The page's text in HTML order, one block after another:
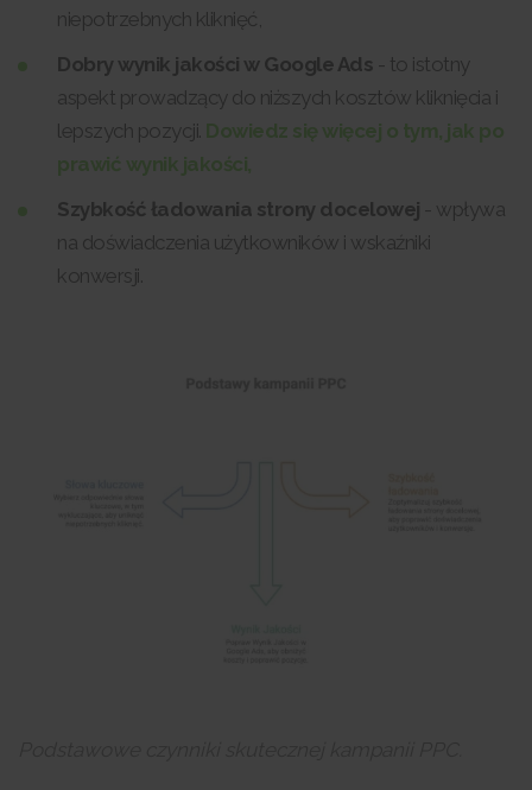
niepotrzebnych kliknięć,
Dobry wynik jakości w Google Ads - to istotny
aspekt prowadzący do niższych kosztów kliknięcia i
lepszych pozycji. Dowiedz się więcej o tym, jak po
prawić wynik jakości,
Szybkość ładowania strony docelowej - wpływa
na doświadczenia użytkowników i wskaźniki
konwersji.